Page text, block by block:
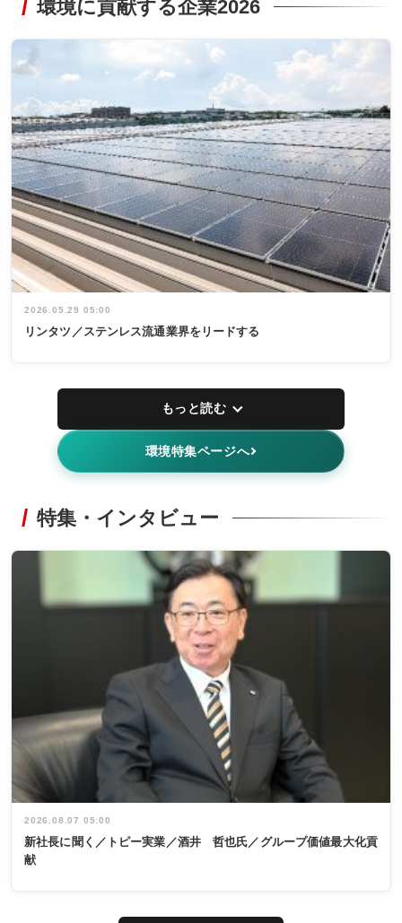
環境に貢献する企業2026
2026.05.29 05:00
リンタツ／ステンレス流通業界をリードする
もっと読む
環境特集ページへ
特集・インタビュー
2026.08.07 05:00
新社長に聞く／トピー実業／酒井 哲也氏／グループ価値最大化貢
献